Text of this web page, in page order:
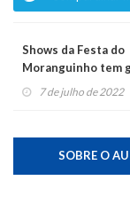
Shows da Festa do
Moranguinho tem
procura por
7 de julho de 2022
SOBRE O